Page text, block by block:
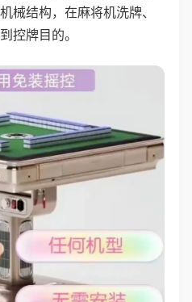
械结构，在麻将机洗牌、
控牌目的。